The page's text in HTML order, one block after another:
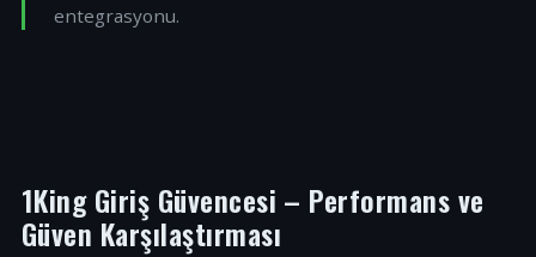
entegrasyonu.
1King Giriş Güvencesi – Performans ve
Güven Karşılaştırması